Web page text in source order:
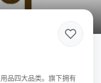
品四大品类。旗下拥有